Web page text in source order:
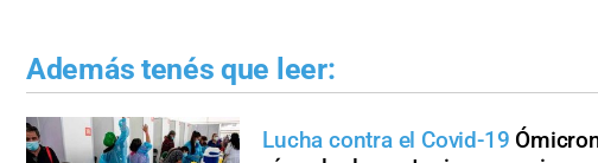
Además tenés que leer:
Lucha contra el Covid-19